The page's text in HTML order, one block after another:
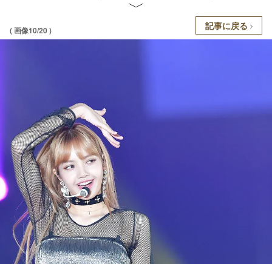
( 画像10/20 ) 記事に戻る